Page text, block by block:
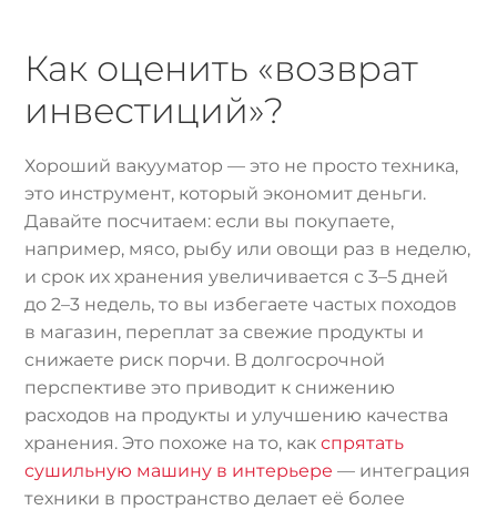
Как оценить «возврат
инвестиций»?
Хороший вакууматор — это не просто техника,
это инструмент, который экономит деньги.
Давайте посчитаем: если вы покупаете,
например, мясо, рыбу или овощи раз в неделю,
и срок их хранения увеличивается с 3–5 дней
до 2–3 недель, то вы избегаете частых походов
в магазин, переплат за свежие продукты и
снижаете риск порчи. В долгосрочной
перспективе это приводит к снижению
расходов на продукты и улучшению качества
хранения. Это похоже на то, какспрятать
сушильную машину в интерьере — интеграция
техники в пространство делает её более